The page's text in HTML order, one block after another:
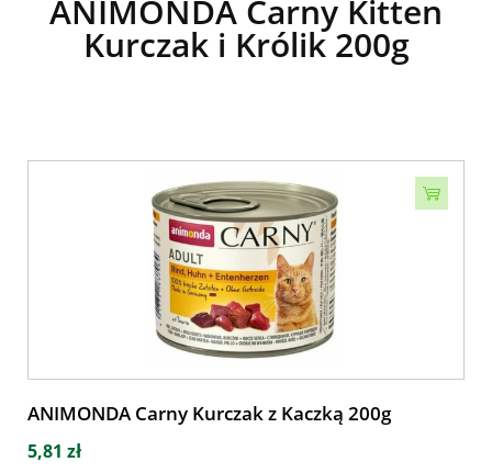
ANIMONDA Carny Kitten
Kurczak i Królik 200g
ANIMONDA Carny Kurczak z Kaczką 200g
5,81 zł